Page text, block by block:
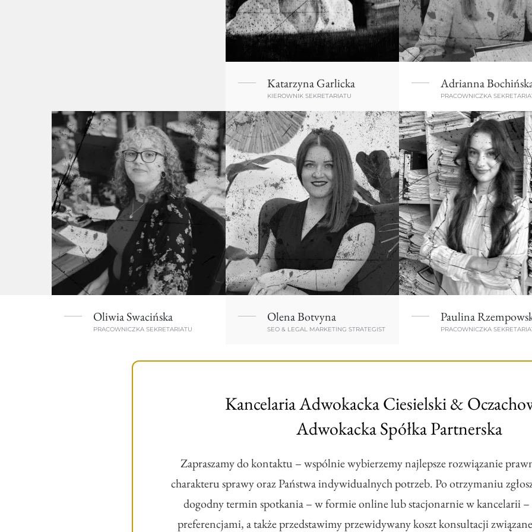
Katarzyna Garlicka
KIEROWNIK SEKRETARIATU
Adrianna
PRACOWNICZKA
Oliwia Swacińska
PRACOWNICZKA SEKRETARIATU
Olena Botvyna
SEO & LEGAL MARKETING STRATEGIST
Paulina
PRACOWNICZKA
Kancelaria Adwokacka Ciesielski &
Adwokacka Spółka Partnerska
Zapraszamy do kontaktu – wspólnie wybierzemy najlepsze rozwiązanie
charakteru sprawy oraz Państwa indywidualnych potrzeb. Po otrzymaniu
dogodny termin spotkania – w formie online lub stacjonarnie w kancelarii –
preferencjami, a także przedstawimy przewidywany koszt konsultacji